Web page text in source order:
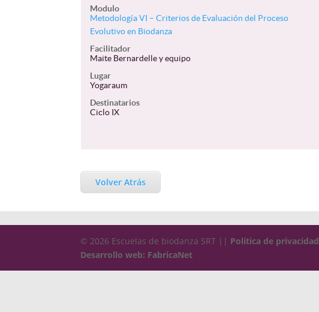
Modulo
Metodología VI – Criterios de Evaluación del Proceso
Evolutivo en Biodanza
Facilitador
Maite Bernardelle y equipo
Lugar
Yogaraum
Destinatarios
Ciclo IX
Volver Atrás
© 2026 Escuelas de biodanza SRT || Política de privacidad
Desarrollo web: FabricaNet